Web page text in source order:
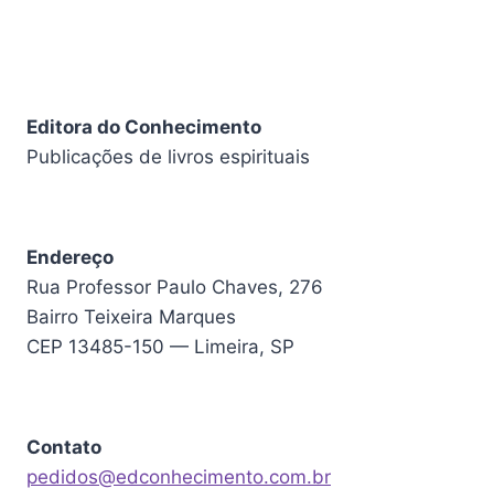
Editora do Conhecimento
Publicações de livros espirituais
Endereço
Rua Professor Paulo Chaves, 276
Bairro Teixeira Marques
CEP 13485-150 — Limeira, SP
Contato
pedidos@edconhecimento.com.br